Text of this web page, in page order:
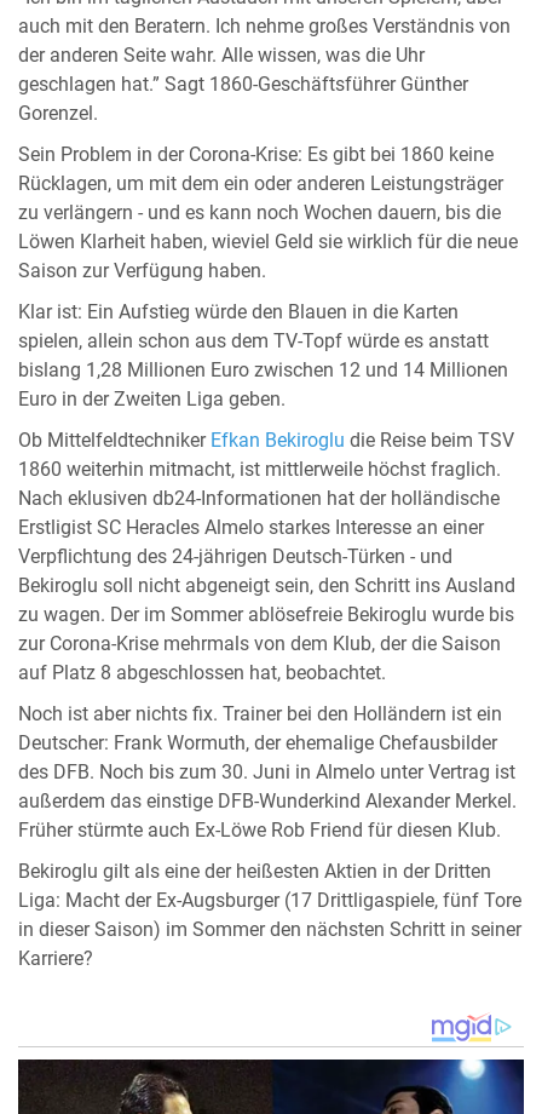
auch mit den Beratern. Ich nehme großes Verständnis von
der anderen Seite wahr. Alle wissen, was die Uhr
geschlagen hat.” Sagt 1860-Geschäftsführer Günther
Gorenzel.
Sein Problem in der Corona-Krise: Es gibt bei 1860 keine
Rücklagen, um mit dem ein oder anderen Leistungsträger
zu verlängern - und es kann noch Wochen dauern, bis die
Löwen Klarheit haben, wieviel Geld sie wirklich für die neue
Saison zur Verfügung haben.
Klar ist: Ein Aufstieg würde den Blauen in die Karten
spielen, allein schon aus dem TV-Topf würde es anstatt
bislang 1,28 Millionen Euro zwischen 12 und 14 Millionen
Euro in der Zweiten Liga geben.
Ob Mittelfeldtechniker Efkan Bekiroglu die Reise beim TSV
1860 weiterhin mitmacht, ist mittlerweile höchst fraglich.
Nach eklusiven db24-Informationen hat der holländische
Erstligist SC Heracles Almelo starkes Interesse an einer
Verpflichtung des 24-jährigen Deutsch-Türken - und
Bekiroglu soll nicht abgeneigt sein, den Schritt ins Ausland
zu wagen. Der im Sommer ablösefreie Bekiroglu wurde bis
zur Corona-Krise mehrmals von dem Klub, der die Saison
auf Platz 8 abgeschlossen hat, beobachtet.
Noch ist aber nichts fix. Trainer bei den Holländern ist ein
Deutscher: Frank Wormuth, der ehemalige Chefausbilder
des DFB. Noch bis zum 30. Juni in Almelo unter Vertrag ist
außerdem das einstige DFB-Wunderkind Alexander Merkel.
Früher stürmte auch Ex-Löwe Rob Friend für diesen Klub.
Bekiroglu gilt als eine der heißesten Aktien in der Dritten
Liga: Macht der Ex-Augsburger (17 Drittligaspiele, fünf Tore
in dieser Saison) im Sommer den nächsten Schritt in seiner
Karriere?